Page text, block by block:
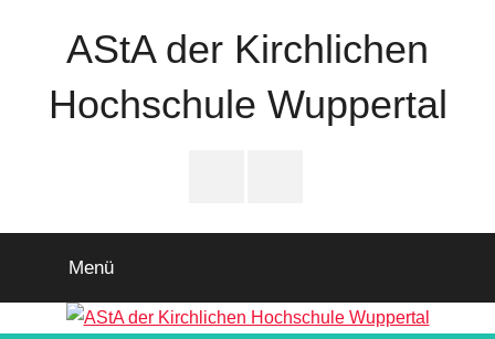
AStA der Kirchlichen
Hochschule Wuppertal
Menü